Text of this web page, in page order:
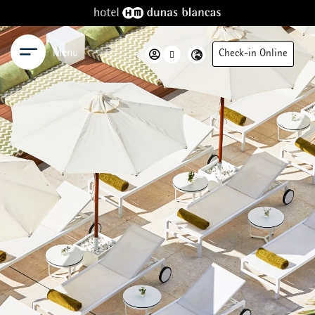
Menu Check-in Online